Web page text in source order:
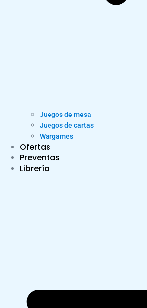
Juegos de mesa
Juegos de cartas
Wargames
Ofertas
Preventas
Librería